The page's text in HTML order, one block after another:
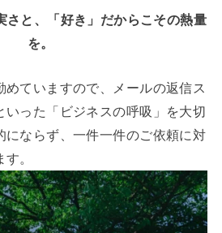
さと、「好き」だからこその熱量
を。
めていますので、メールの返信ス
いった「ビジネスの呼吸」を大切
にならず、一件一件のご依頼に対
。